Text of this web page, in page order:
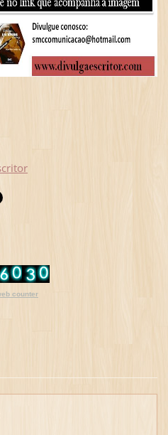
counter